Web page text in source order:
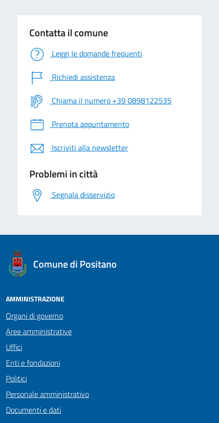
Contatta il comune
Leggi le domande frequenti
Richiedi assistenza
Chiama il numero +39 0898122535
Prenota appuntamento
Iscriviti alla newsletter
Problemi in città
Segnala disservizio
logo Unione Europea
Comune di Positano
AMMINISTRAZIONE
Organi di governo
Aree amministrative
Uffici
Enti e fondazioni
Politici
Personale amministrativo
Documenti e dati